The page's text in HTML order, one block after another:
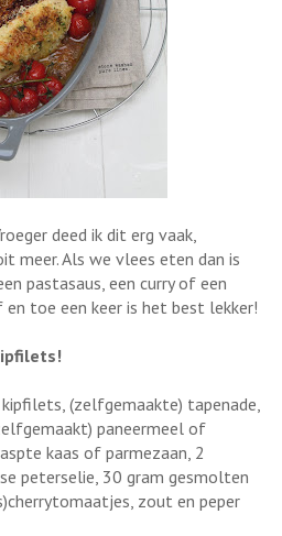
deed ik dit erg vaak,
meer. Als we vlees eten dan is
pastasaus, een curry of een
toe een keer is het best lekker!
(zelfgemaakte) tapenade,
paneermeel of
kaas of parmezaan, 2
peterselie, 30 gram gesmolten
zout en peper